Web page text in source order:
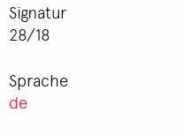
Signatur
28/18
Sprache
de